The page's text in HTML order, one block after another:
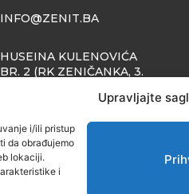
Upravljajte
i/ili pristup
da obrađujemo
lokaciji.
i
INFO@ZENIT.BA
HUSEINA KULENOVIĆA
BR. 2 (RK ZENIČANKA, 3.